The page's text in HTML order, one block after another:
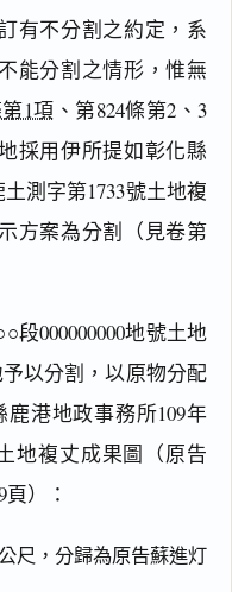
有不分割之約定，系
能分割之情形，惟無
1項 、第824條第2、3
採用伊所提如彰化縣
測字第1733號土地複
方案為分割（見卷第
000000000地號土地
予以分割，以原物分配
港地政事務所109年
地複丈成果圖（原告
）：
尺，分歸為原告蘇進灯